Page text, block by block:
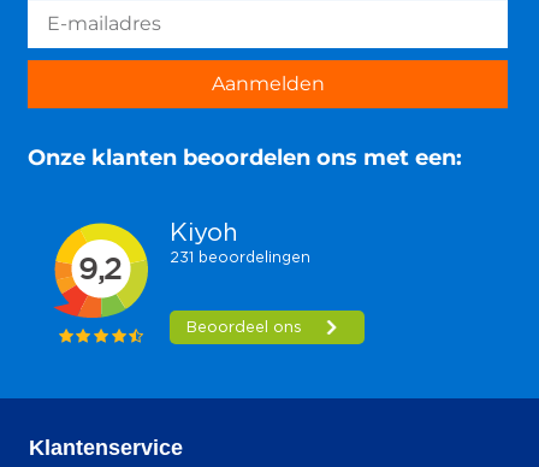
Aanmelden
Onze klanten beoordelen ons met een:
Klantenservice